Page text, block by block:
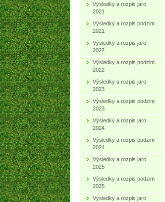
Výsledky a rozpis jaro
2021
Výsledky a rozpis podzim
2021
Výsledky a rozpis jaro
2022
Výsledky a rozpis podzim
2022
Výsledky a rozpis jaro
2023
Výsledky a rozpis podzim
2023
Výsledky a rozpis jaro
2024
Výsledky a rozpis podzim
2024
Výsledky a rozpis jaro
2025
Výsledky a rozpis podzim
2025
Výsledky a rozpis jaro